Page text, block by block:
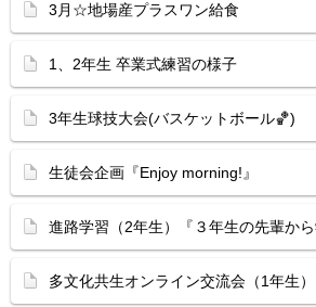
3月☆地場産プラスワン給食
1、2年生 卒業式練習の様子
3年生球技大会(バスケットボール🏀)
生徒会企画『Enjoy morning!』
進路学習（2年生）『３年生の先輩から
多文化共生オンライン交流会（1年生）